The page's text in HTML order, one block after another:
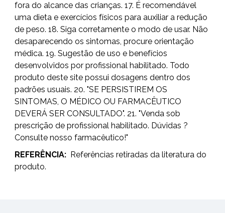
fora do alcance das crianças. 17. É recomendável
uma dieta e exercícios físicos para auxiliar a redução
de peso. 18. Siga corretamente o modo de usar. Não
desaparecendo os sintomas, procure orientação
médica. 19. Sugestão de uso e benefícios
desenvolvidos por profissional habilitado. Todo
produto deste site possui dosagens dentro dos
padrões usuais. 20. "SE PERSISTIREM OS
SINTOMAS, O MÉDICO OU FARMACÊUTICO
DEVERÁ SER CONSULTADO". 21. "Venda sob
prescrição de profissional habilitado. Dúvidas ?
Consulte nosso farmacêutico!"
REFERÊNCIA: Referências retiradas da literatura do
produto.